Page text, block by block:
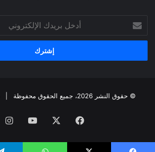
بريدك
الإلكتروني
© حقوق النشر 2026، جميع الحقوق محفوظة |
فيسبوك